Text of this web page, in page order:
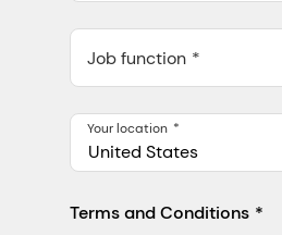
548 Market St Pmb 90375, San
Job function
United States
Your location
Terms and Conditions